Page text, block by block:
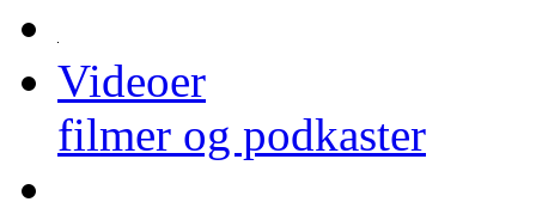
Videoer
filmer og podkaster